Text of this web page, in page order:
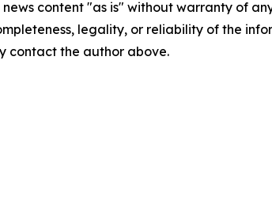
news content "as is" without warranty of
legality, or reliability of the
contact the author above.